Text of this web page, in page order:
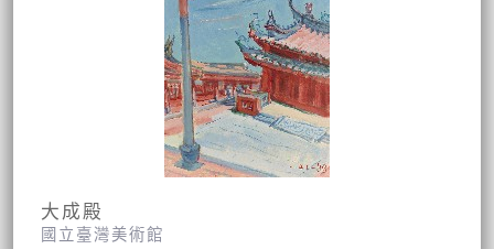
大成殿
國立臺灣美術館